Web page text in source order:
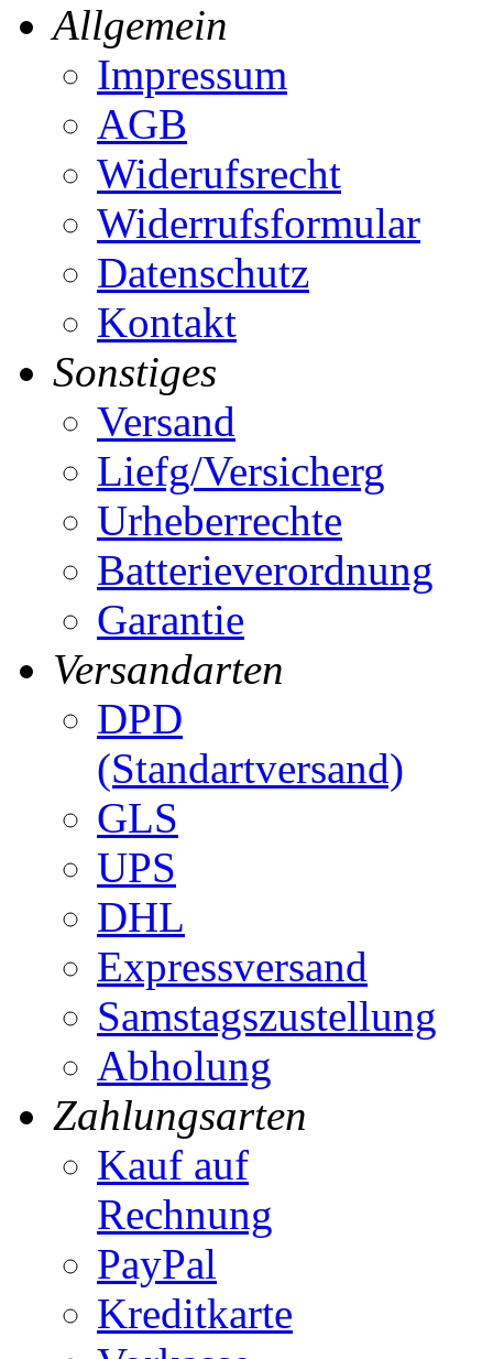
Allgemein
Impressum
AGB
Widerufsrecht
Widerrufsformular
Datenschutz
Kontakt
Sonstiges
Versand
Liefg/Versicherg
Urheberrechte
Batterieverordnung
Garantie
Versandarten
DPD
(Standartversand)
GLS
UPS
DHL
Expressversand
Samstagszustellung
Abholung
Zahlungsarten
Kauf auf
Rechnung
PayPal
Kreditkarte